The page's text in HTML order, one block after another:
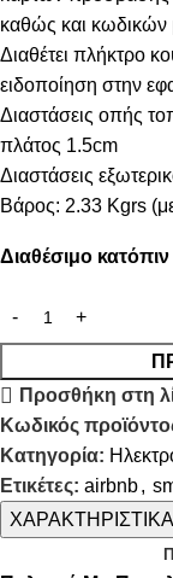
καθώς και κωδικών
Διαθέτει πλήκτρο
ειδοποίηση στην
Διαστάσεις οπής
πλάτος 1.5cm
Διαστάσεις
Βάρος: 2.33 Kgrs
Διαθέσιμο
Προσθήκη στη
Κωδικός
Κατηγορία:
Ετικέτες: airbnb,
ΧΑΡΑΚΤΗΡΙΣΤΙΚΑ